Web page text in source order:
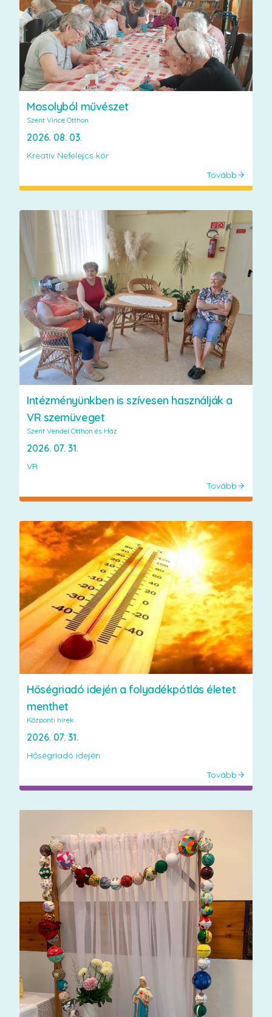
Mosolyból művészet
Szent Vince Otthon
2026. 08. 03.
Kreatív Nefelejcs kör
Tovább
Intézményünkben is szívesen használják a
VR szemüveget
Szent Vendel Otthon és Ház
2026. 07. 31.
VR
Tovább
Hőségriadó idején a folyadékpótlás életet
menthet
Központi hírek
2026. 07. 31.
Hőségriadó idején
Tovább